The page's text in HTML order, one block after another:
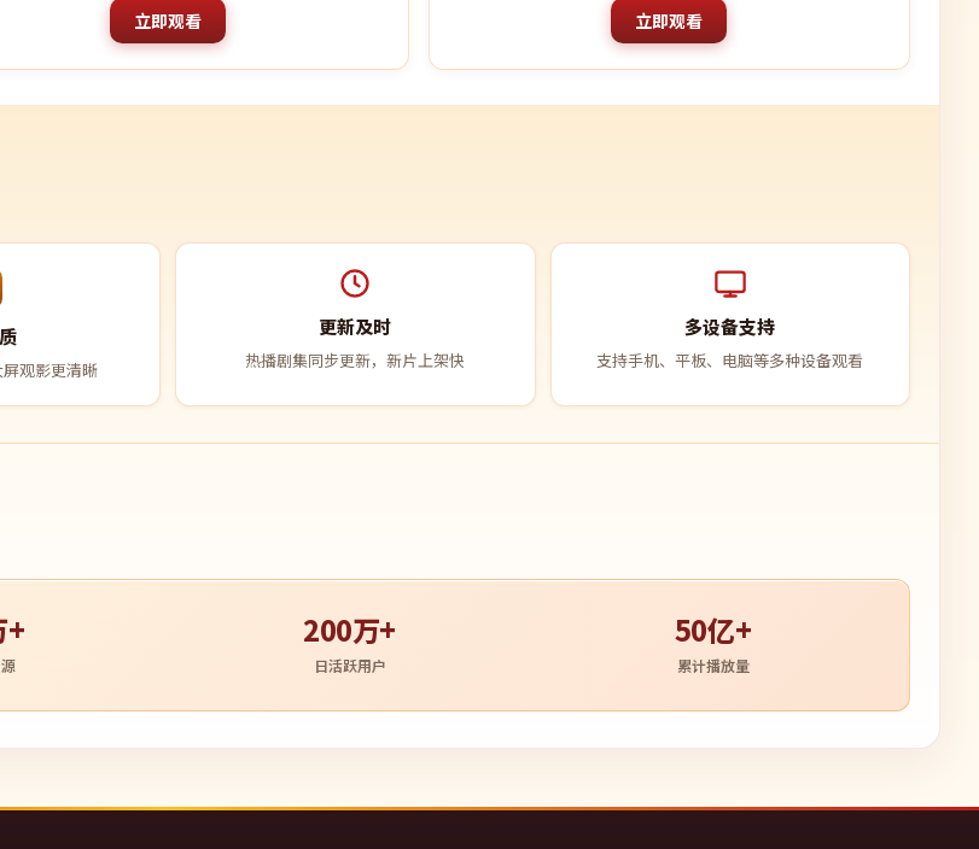
立即观看 立即观看
观影更清晰
更新及时
热播剧集同步更新，新片上架快
多设备支持
支持手机、平板、电脑等多种设备观看
+ 200万+
日活跃用户
50亿+
累计播放量